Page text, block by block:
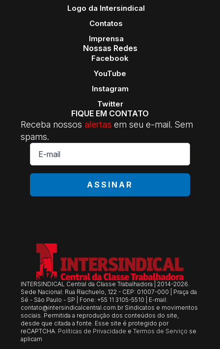
Logo da Intersindical
Contatos
Imprensa
Nossas Redes
Facebook
YouTube
Instagram
Twitter
FIQUE EM CONTATO
Receba nossos alertas em seu e-mail. Sem
spams.
E-
mail
ASSINAR
INTERSINDICAL Central da Classe Trabalhadora | 2014-2026.
Sede Nacional: Rua Riachuelo, 122 - CEP: 01007-000 | Praça da
Sé - São Paulo - SP | Fone: +55 11 3105-5510 | E-mail:
contato@intersindicalcentral.com.br Sindicatos e movimentos
sociais. Permitida a reprodução dos conteúdos do site,
desde que citada a fonte. Esse site é protegido por
reCAPTCHA. Políticas de Privacidade eTermos de Serviço se
aplicam